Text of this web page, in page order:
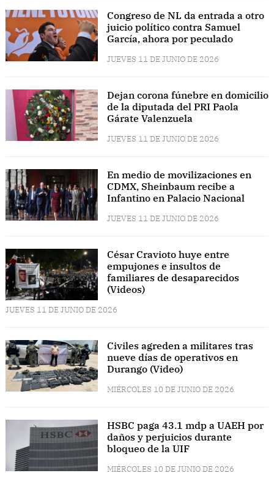
Congreso de NL da entrada a otro
juicio político contra Samuel
García, ahora por peculado
JUEVES 11 DE JUNIO DE 2026
Dejan corona fúnebre en domicilio
de la diputada del PRI Paola
Gárate Valenzuela
JUEVES 11 DE JUNIO DE 2026
En medio de movilizaciones en
CDMX, Sheinbaum recibe a
Infantino en Palacio Nacional
JUEVES 11 DE JUNIO DE 2026
César Cravioto huye entre
empujones e insultos de
familiares de desaparecidos
(Videos)
JUEVES 11 DE JUNIO DE 2026
Civiles agreden a militares tras
nueve días de operativos en
Durango (Video)
MIÉRCOLES 10 DE JUNIO DE 2026
HSBC paga 43.1 mdp a UAEH por
daños y perjuicios durante
bloqueo de la UIF
MIÉRCOLES 10 DE JUNIO DE 2026